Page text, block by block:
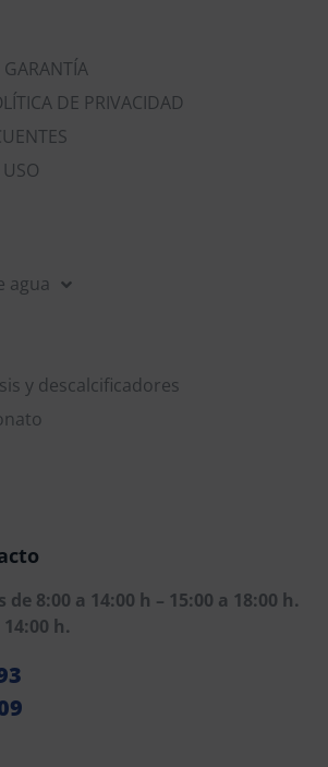
GARANTÍA
DE PRIVACIDAD
agua
y descalcificadores
8:00 a 14:00 h – 15:00 a 18:00 h.
h.